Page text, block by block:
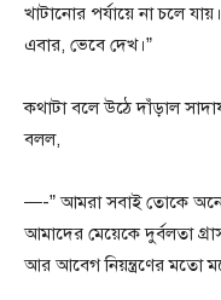
খাটানোর পর্যায়ে না চলে
এবার, ভেবে দেখ।”
কথাটা বলে উঠে দাঁড়াল
বলল,
—-” আমরা সবাই তোকে
আমাদের মেয়েকে দুর্বলতা
আর আবেগ নিয়ন্ত্রণের মতো